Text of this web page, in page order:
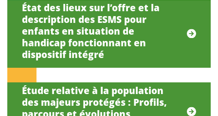
État des lieux sur l’offre et la
description des ESMS pour
enfants en situation de
handicap fonctionnant en
dispositif intégré
Étude relative à la population
des majeurs protégés : Profils,